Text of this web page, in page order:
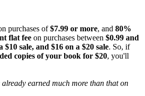
purchases of$7.99 or more, and 80%
flat fee on purchases between $0.99 and
$10 sale, and $16 on a $20 sale. So, if
copies of your book for $20, you'll
already earned much more than that on